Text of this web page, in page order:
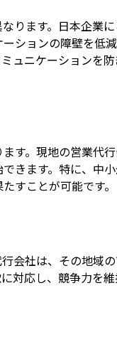
ります。日本企業
ションの障壁を低
ュニケーションを
す。現地の営業代
きます。特に、中
すことが可能です。
会社は、その地域
対応し、競争力を